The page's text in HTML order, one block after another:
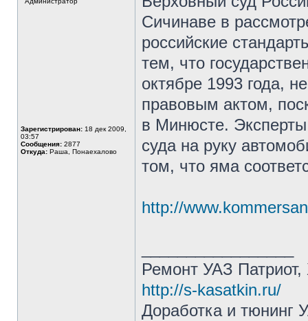
Зарегистрирован: 18 дек 2009,
03:57
Сообщения: 2877
Откуда: Раша, Понаехалово
Сичинаве в
российские
тем, что
октябре 1993 года,
правовым актом,
в Минюсте. Эксперты
суда на руку
том, что яма
http://
Ремонт УАЗ Патриот,
http://s-kasatkin.ru/
Доработка и тюнинг